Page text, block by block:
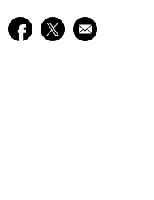
Udostępnij na facebook
Udostępnij na
E-mail do